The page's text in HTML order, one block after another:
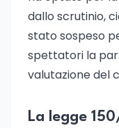
dallo scrutinio,
stato sospeso
spettatori la
valutazione del
La legge